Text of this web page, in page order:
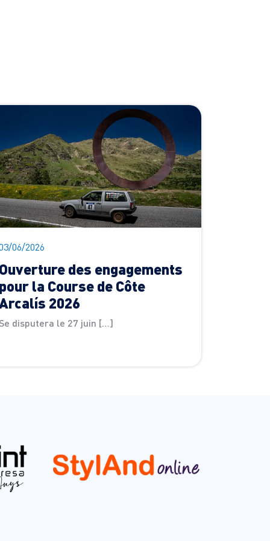
06/2026
des engagements
la Course de Côte
2026
disputera le 27 juin […]